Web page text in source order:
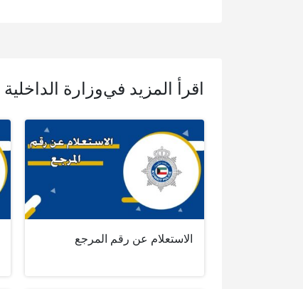
اقرأ المزيد فيوزارة الداخلية
الاستعلام عن رقم المرجع